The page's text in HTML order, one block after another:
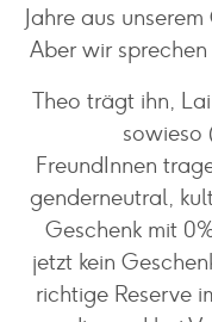
Jahre aus
Aber wir
Theo trägt ihn,
sowieso
FreundInnen
genderneutral,
Geschenk mit
jetzt kein
richtige Reserve